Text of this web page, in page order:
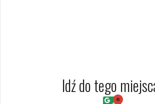
Idź do tego